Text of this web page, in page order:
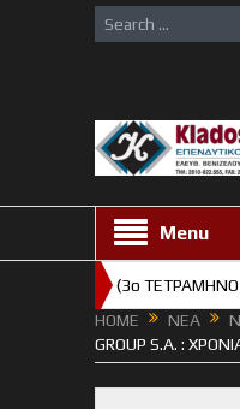
Menu
(3o TETΡΑΜΗΝΟ)
HOME
ΝΕΑ
GROUP S.A. :